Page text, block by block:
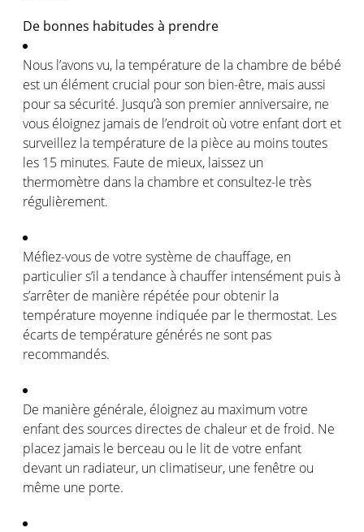
De bonnes habitudes à prendre
Nous l’avonsvu, latempérature de la chambre de bébé
est un élément crucial pour son bien-être, maisaussi
poursasécurité. Jusqu’àson premieranniversaire, ne
vous éloignez jamais de l’endroit où votre enfant dort et
surveillez latempérature de la pièce au moinstoutes
les 15 minutes. Faute de mieux, laissez un
thermomètre dans la chambre et consultez-le très
régulièrement.
Méfiez-vous de votre système de chauffage, en
particuliers’il a tendance à chauffer intensément puisà
s’arrêter de manière répétée pour obtenir la
température moyenne indiquée par le thermostat. Les
écarts de température générés ne sont pas
recommandés.
De manière générale, éloignezau maximum votre
enfant des sources directes de chaleur et de froid. Ne
placez jamais le berceau ou le lit de votre enfant
devant un radiateur, un climatiseur, une fenêtre ou
même une porte.